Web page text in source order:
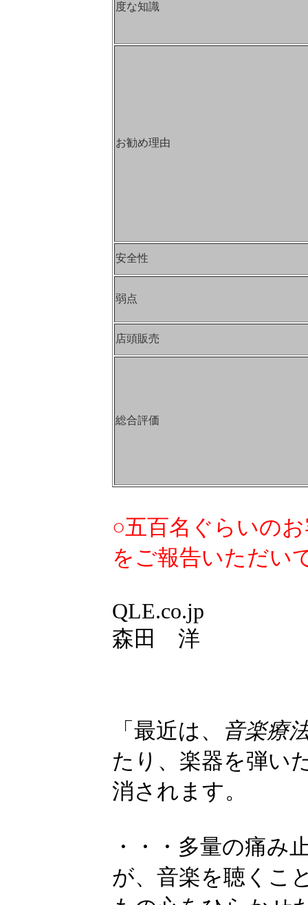
度な知識
お勧め理由
安全性
弱点
店頭販売
総合評価
○五百名ぐらいの
をご報告いただい
QLE.co.jp
森田 洋
「最近は、
音楽療
たり、楽器を弾い
消されます。
・・・多量の痛み
が、音楽を聴くこ